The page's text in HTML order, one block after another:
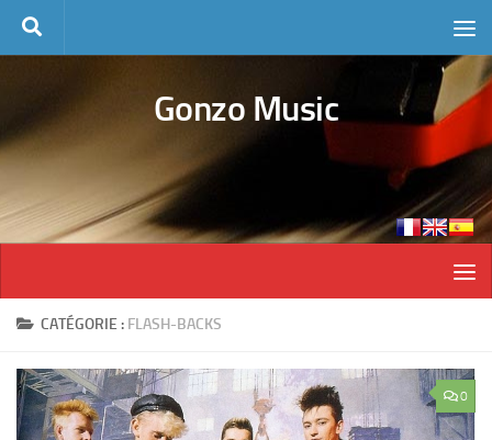
Skip to content
Gonzo Music
CATÉGORIE : FLASH-BACKS
0